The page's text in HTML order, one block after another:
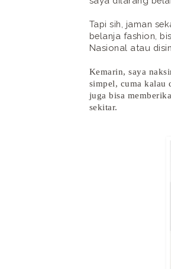
Tapi sih, jaman
belanja fashion,
Nasional atau
Kemarin, saya
simpel, cuma kalau
juga bisa
sekitar.